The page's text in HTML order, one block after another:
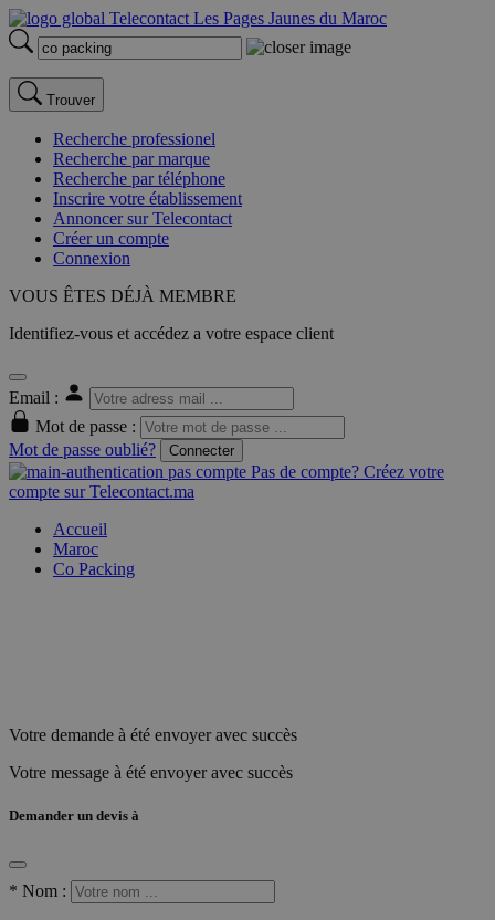
Trouver
Recherche professionel
Recherche par marque
Recherche par téléphone
Inscrire votre établissement
Annoncer sur Telecontact
Créer un compte
Connexion
VOUS ÊTES DÉJÀ MEMBRE
Identifiez-vous et accédez a votre espace client
Email :
Mot de passe :
Mot de passe oublié?
Connecter
Pas de compte? Créez votre
compte sur Telecontact.ma
Accueil
Maroc
Co Packing
Votre demande à été envoyer avec succès
Votre message à été envoyer avec succès
Demander un devis à
* Nom :